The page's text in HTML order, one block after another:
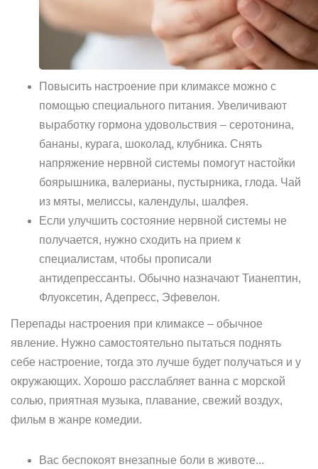
Повысить настроение при климаксе можно с
помощью специального питания. Увеличивают
выработку гормона удовольствия – серотонина,
бананы, курага, шоколад, клубника. Снять
напряжение нервной системы помогут настойки
боярышника, валерианы, пустырника, глода. Чай
из мяты, мелиссы, календулы, шалфея.
Если улучшить состояние нервной системы не
получается, нужно сходить на прием к
специалистам, чтобы прописали
антидепрессанты. Обычно назначают Тианептин,
Флуоксетин, Адепресс, Эфевелон.
Перепады настроения при климаксе – обычное
явление. Нужно самостоятельно пытаться поднять
себе настроение, тогда это лучше будет получаться и у
окружающих. Хорошо расслабляет ванна с морской
солью, приятная музыка, плавание, свежий воздух,
фильм в жанре комедии.
Вас беспокоят внезапные боли в животе...